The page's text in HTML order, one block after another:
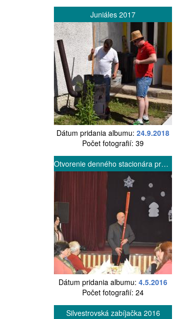
Juniáles 2017
Dátum pridania albumu:24.9.2018
Počet fotografií: 39
Otvorenie denného stacionára pre seniorov
Dátum pridania albumu:4.5.2016
Počet fotografií: 24
Silvestrovská zabíjačka 2016